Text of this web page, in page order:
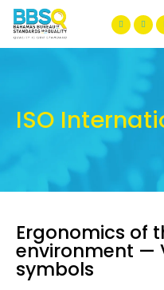
BBSQ
ISO
Ergonomics of
environment —
symbols